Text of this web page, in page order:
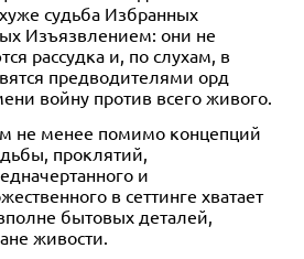
судьба Избранных
Изъязвлением: они не
рассудка и, по слухам, в
предводителями орд
войну против всего живого.
не менее помимо концепций
проклятий,
и
в сеттинге хватает
бытовых деталей,
живости.